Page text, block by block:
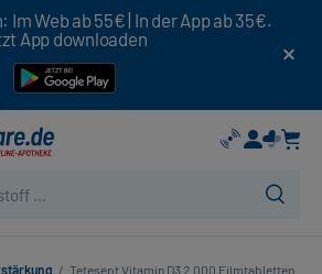
Im Web ab 55€ | In der App ab 35€.
App downloaden
/ Tetesept Vitamin D3 2.000 Filmtabletten